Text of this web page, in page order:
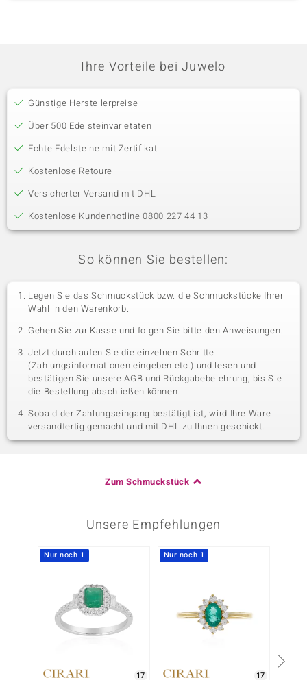
Ihre Vorteile bei Juwelo
Günstige Herstellerpreise
Über 500 Edelsteinvarietäten
Echte Edelsteine mit Zertifikat
Kostenlose Retoure
Versicherter Versand mit DHL
Kostenlose Kundenhotline 0800 227 44 13
So können Sie bestellen:
Legen Sie das Schmuckstück bzw. die Schmuckstücke Ihrer
Wahl in den Warenkorb.
Gehen Sie zur Kasse und folgen Sie bitte den Anweisungen.
Jetzt durchlaufen Sie die einzelnen Schritte
(Zahlungsinformationen eingeben etc.) und lesen und
bestätigen Sie unsere AGB und Rückgabebelehrung, bis Sie
die Bestellung abschließen können.
Sobald der Zahlungseingang bestätigt ist, wird Ihre Ware
versandfertig gemacht und mit DHL zu Ihnen geschickt.
Zum Schmuckstück
Unsere Empfehlungen
Nur noch 1
17
Nur noch 1
17